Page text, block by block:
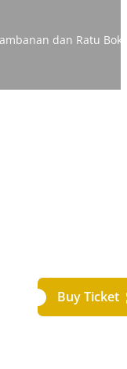
Buy Ticket
dan Ratu